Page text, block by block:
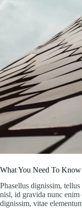
What You Need To
Phasellus dignissim,
nisl, id gravida nunc enim
dignissim, vitae